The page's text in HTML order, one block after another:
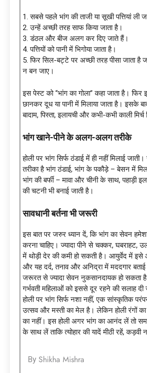
1. सबसे पहले भांग की ताजी या सूखी पत्तियां ली
2. उन्हें अच्छी तरह साफ किया जाता है।
3. डंठल और बीज अलग कर दिए जाते हैं।
4. पत्तियों को पानी में भिगोया जाता है।
5. फिर सिल-बट्टे पर अच्छी तरह पीसा जाता है
न बन जाए।
इस पेस्ट को “भांग का गोला” कहा जाता है।
छानकर दूध या पानी में मिलाया जाता है। इसके
बादाम, पिस्ता, इलायची और कभी-कभी काली मिर्च
भांग खाने-पीने के अलग-अलग तरीके
होली पर भांग सिर्फ ठंडाई में ही नहीं मिलाई
तरीका है भांग ठंडाई, भांग के पकौड़े – बेसन में
भांग की बर्फी – मावा और चीनी के साथ, पहाड़ी
की चटनी भी बनाई जाती है।
सावधानी बर्तना भी जरूरी
इस बात पर जरुर ध्यान दें, कि भांग का सेवन हमेशा
करना चाहिए। ज्यादा पीने से चक्कर, घबराहट,
में थोड़ी देर की कमी हो सकती है। आयुर्वेद में इसे
और यह दर्द, तनाव और अनिद्रा में मददगार
जरूरत से ज्यादा सेवन नुकसानदायक हो सकता
गर्भवती महिलाओं को इससे दूर रहने की सलाह दी
होली पर भांग सिर्फ नशा नहीं, एक सांस्कृतिक
उत्सव और मस्ती का मेल है। लेकिन होली रंगों का
का नहीं। इस होली अगर भांग का आनंद लें तो
के साथ लें ताकि त्योहार की यादें मीठी रहें, कड़वी
By Shikha Mishra